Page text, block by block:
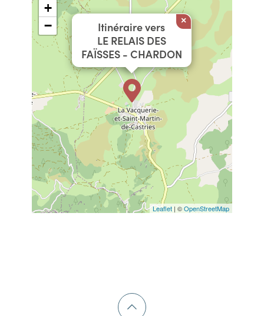
Itinéraire vers
LE RELAIS DES
FAÏSSES - CHARDON
×
+
−
Leaflet | ©OpenStreetMap